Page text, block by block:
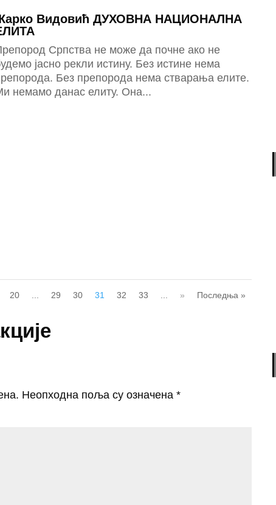
Видовић ДУХОВНА НАЦИОНАЛНА
Српства не може да почне ако не
јасно рекли истину. Без истине нема
Без препорода нема стварања елите.
немамо данас елиту. Она...
20 29 30 31 32 33 » Последња »
Неопходна поља су означена*